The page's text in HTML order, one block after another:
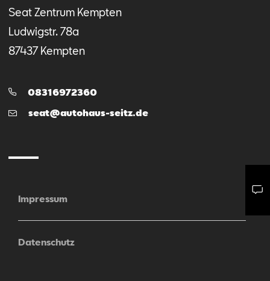
Seat Zentrum Kempten
Ludwigstr.78a
87437 Kempten
Telefon:
08316972360
E-
seat@autohaus-seitz.de
Impressum
Datenschutz